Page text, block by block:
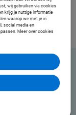
aanmelden of webinars
wij gebruiken via cookies
krijg je nuttige informatie
waarop we met je in
social media en
Meer over cookies